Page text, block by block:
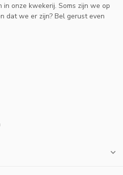
onze kwekerij. Soms zijn we op
dat we er zijn? Bel gerust even